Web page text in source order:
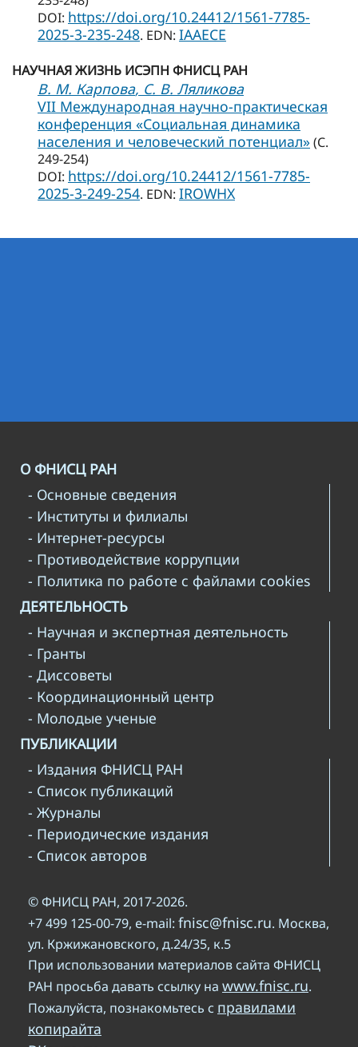
DOI: https://doi.org/10.24412/1561-7785-
2025-3-235-248. EDN: IAAECE
НАУЧНАЯ ЖИЗНЬ ИСЭПН ФНИСЦ РАН
В. М. Карпова, С. В. Ляликова
VII Международная научно-практическая
конференция «Социальная динамика
населения и человеческий потенциал»(С.
249-254)
DOI: https://doi.org/10.24412/1561-7785-
2025-3-249-254. EDN: IROWHX
О ФНИСЦ РАН
- Основные сведения
- Институты и филиалы
- Интернет-ресурсы
- Противодействие коррупции
- Политика по работе с файлами cookies
ДЕЯТЕЛЬНОСТЬ
- Научная и экспертная деятельность
- Гранты
- Диссоветы
- Координационный центр
- Молодые ученые
ПУБЛИКАЦИИ
- Издания ФНИСЦ РАН
- Список публикаций
- Журналы
- Периодические издания
- Список авторов
© ФНИСЦ РАН, 2017-2026.
+7 499 125-00-79, e-mail: fnisc@fnisc.ru. Москва,
ул. Кржижановского, д.24/35, к.5
При использовании материалов сайта ФНИСЦ
РАН просьба давать ссылку на www.fnisc.ru.
Пожалуйста, познакомьтесь с правилами
копирайта